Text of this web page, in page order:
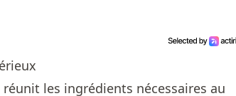
les ingrédients nécessaires au